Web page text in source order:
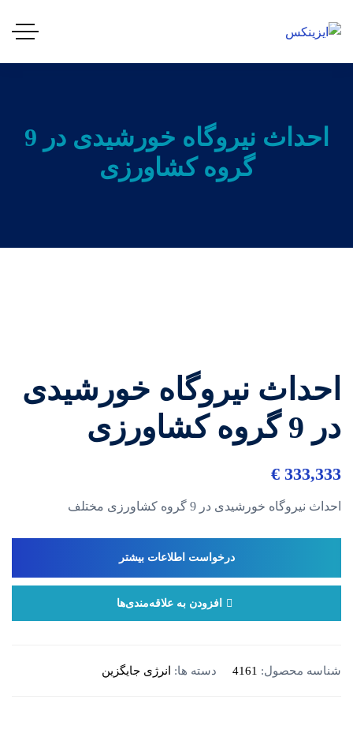
احداث نیروگاه خورشیدی در 9
گروه کشاورزی
احداث نیروگاه خورشیدی
در 9 گروه کشاورزی
€ 333,333
احداث نیروگاه خورشیدی در 9 گروه کشاورزی مختلف
درخواست اطلاعات بیشتر
افزودن به علاقه‌مندی‌ها
شناسه محصول: 4161 دسته ها: انرژی جایگزین